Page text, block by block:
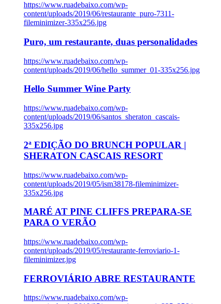
https://www.ruadebaixo.com/wp-
content/uploads/2019/06/restaurante_puro-7311-
fileminimizer-335x256.jpg
Puro, um restaurante, duas personalidades
https://www.ruadebaixo.com/wp-
content/uploads/2019/06/hello_summer_01-335x256.jpg
Hello Summer Wine Party
https://www.ruadebaixo.com/wp-
content/uploads/2019/06/santos_sheraton_cascais-
335x256.jpg
2ª EDIÇÃO DO BRUNCH POPULAR |
SHERATON CASCAIS RESORT
https://www.ruadebaixo.com/wp-
content/uploads/2019/05/ism38178-fileminimizer-
335x256.jpg
MARÉ AT PINE CLIFFS PREPARA-SE
PARA O VERÃO
https://www.ruadebaixo.com/wp-
content/uploads/2019/05/restaurante-ferroviario-1-
fileminimizer.jpg
FERROVIÁRIO ABRE RESTAURANTE
https://www.ruadebaixo.com/wp-